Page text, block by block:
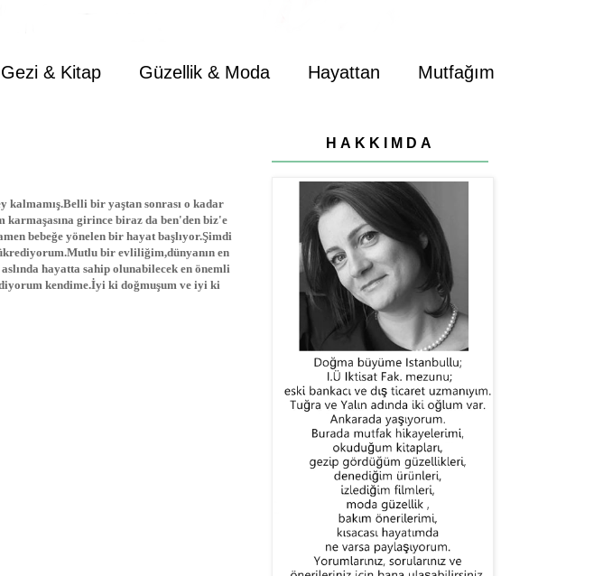
Gezi & Kitap Güzellik & Moda Hayattan Mutfağım
kalmamış.Belli bir yaştan sonrası o kadar
karmaşasına girince biraz da ben'den biz'e
bebeğe yönelen bir hayat başlıyor.Şimdi
bir evliliğim,dünyanın en
hayatta sahip olunabilecek en önemli
kendime.İyi ki doğmuşum ve iyi ki
HAKKIMDA